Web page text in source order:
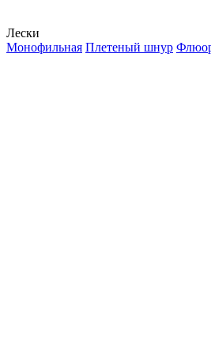
Лески
Монофильная Плетеный шнур